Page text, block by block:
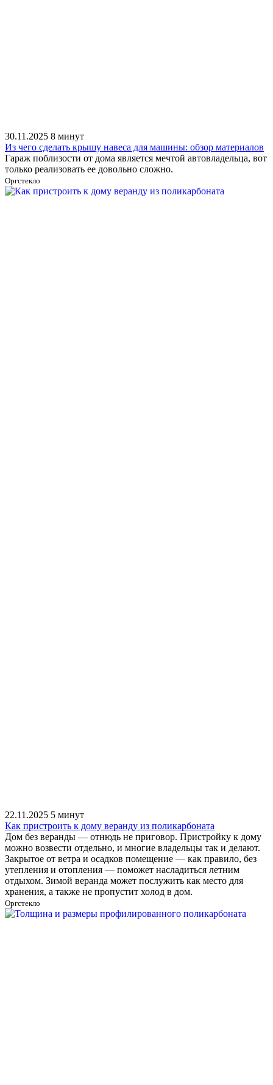
30.11.2025 8 минут
Из чего сделать крышу навеса для машины: обзор материалов
Гараж поблизости от дома является мечтой автовладельца, вот
только реализовать ее довольно сложно.
Оргстекло
22.11.2025 5 минут
Как пристроить к дому веранду из поликарбоната
Дом без веранды — отнюдь не приговор. Пристройку к дому
можно возвести отдельно, и многие владельцы так и делают.
Закрытое от ветра и осадков помещение — как правило, без
утепления и отопления — поможет насладиться летним
отдыхом. Зимой веранда может послужить как место для
хранения, а также не пропустит холод в дом.
Оргстекло